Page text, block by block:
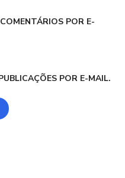
POR E-
POR E-MAIL.